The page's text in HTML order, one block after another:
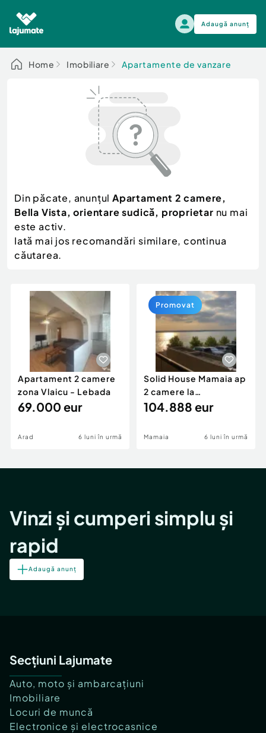
Adaugă anunț
Alege categoria
Auto, moto si ambarcatiuni
Electronice si electrocasnice
Mama si copilul
Moda si frumusete
Sport, timp liber, arta
Agro si Industrie
Animale de companie
Afaceri și echipamente profesionale
Inchiriere Bunuri si Vehicule
Auto, moto si ambarcatiuni
Scutere - ATV - UTV
Autoutilitare
Ambarcatiuni
Camioane - Rulote - Remorci
Motociclete
Piese auto si accesorii
Dacia Duster
Home Imobiliare Apartamente de vanzare
Din păcate, anunțul Apartament 2 camere,
Bella Vista, orientare sudică, proprietar nu mai
este activ.
Iată mai jos recomandări similare, continua
căutarea.
Apartament 2 camere
zona Vlaicu - Lebada
69.000 eur
Arad 6 luni în urmă
Solid House Mamaia ap
2 camere la
cheie,langa Mega
104.888 eur
Mamaia 6 luni în urmă
Promovat
Vinzi și cumperi simplu și
rapid
Adaugă anunț
Secțiuni Lajumate
Auto, moto și ambarcațiuni
Imobiliare
Locuri de muncă
Electronice și electrocasnice